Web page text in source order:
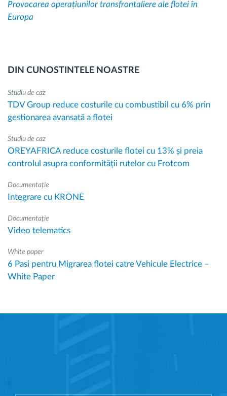
Provocarea operațiunilor transfrontaliere ale flotei în
Europa
DIN CUNOSTINTELE NOASTRE
Studiu de caz
TDV Group reduce costurile cu combustibil cu 6% prin
gestionarea avansată a flotei
Studiu de caz
OREYAFRICA reduce costurile flotei cu 13% și preia
controlul asupra conformității rutelor cu Frotcom
Documentație
Integrare cu KRONE
Documentație
Video telematics
White paper
6 Pasi pentru Migrarea flotei catre Vehicule Electrice –
White Paper